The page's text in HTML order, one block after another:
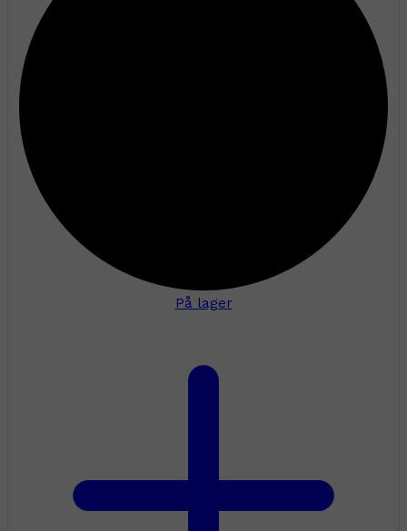
På lager